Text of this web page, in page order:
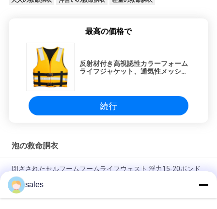
最高の価格で
反射材付き高視認性カラーフォーム
ライフジャケット、通気性メッシュ
続行
泡の救命胴衣
閉ざされたセルフームフームライフウェスト 浮力15-20ポンド
を提供 プロの海上安全装備に適した
8歳以上に適した 浮気泡の救命背心 閉室泡を使用 安全と快適な
sales